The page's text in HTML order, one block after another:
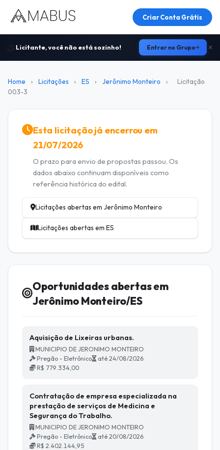
Criar Conta Grátis
Licitante, você não está sozinho! Entrar no Grupo
Home › Licitações › ES › Jerônimo Monteiro ›
Licitação
003-3
Esta licitação já encerrou em
21/07/2026
O prazo para envio de propostas passou. Os
dados abaixo continuam disponíveis como
referência histórica do edital.
Licitações abertas em Jerônimo Monteiro
Licitações abertas em ES
Oportunidades abertas em
Jerônimo Monteiro/ES
Aquisição de Lixeiras urbanas.
MUNICIPIO DE JERONIMO MONTEIRO
Pregão - Eletrônico
até 24/08/2026
R$ 779.334,00
Contratação de empresa especializada na
prestação de serviços de Medicina e
Segurança do Trabalho.
MUNICIPIO DE JERONIMO MONTEIRO
Pregão - Eletrônico
até 20/08/2026
R$ 2.402.144,95